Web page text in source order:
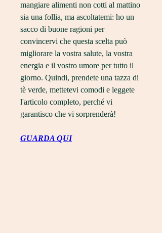
mangiare alimenti non cotti al mattino
sia una follia, ma ascoltatemi: ho un
sacco di buone ragioni per
convincervi che questa scelta può
migliorare la vostra salute, la vostra
energia e il vostro umore per tutto il
giorno. Quindi, prendete una tazza di
tè verde, mettetevi comodi e leggete
l'articolo completo, perché vi
garantisco che vi sorprenderà!
GUARDA QUI